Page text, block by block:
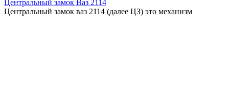
Центральный замок Ваз 2114
Центральный замок ваз 2114 (далее ЦЗ) это механизм